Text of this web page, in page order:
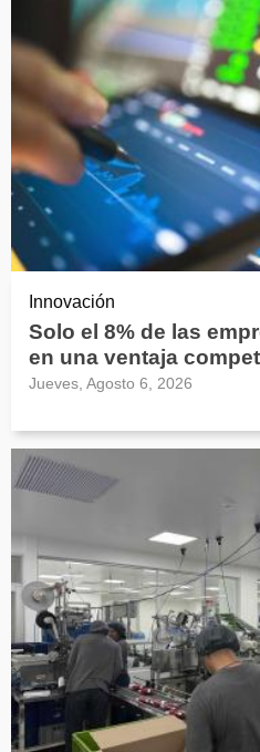
Innovación
Solo el 8% de las
en una ventaja
Jueves, Agosto 6, 2026